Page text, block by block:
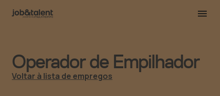
Operador de Empilhador
Voltar à lista de empregos